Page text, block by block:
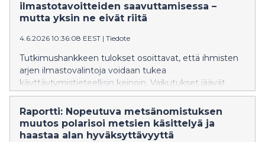
vuonna 2024 osuus oli 12,5 prosenttia. Muutos on
maltillinen ja perustuu ennakkotietoihin, mutta se
osuus kulutusmenoista on yleensä pienentynyt tulojen
kasvaessa. 2020-luvulla kehitys on kääntynyt. Viime
vuoden osuus oli korkein taso 2000-luvulla sitten
vuoden 2009.
ilmastotavoitteiden saavuttamisessa –
mutta yksin ne eivät riitä
4.6.2026 10:36:08 EEST | Tiedote
Tutkimushankkeen tulokset osoittavat, että ihmisten
arjen ilmastovalintoja voidaan tukea
käyttäytymistieteellisin keinoin. Vaikutukset jäävät
kuitenkin rajallisiksi, jos tuuppaukset eivät kytkeydy
laajempiin ilmastotoimiin.
Raportti: Nopeutuva metsänomistuksen
muutos polarisoi metsien käsittelyä ja
haastaa alan hyväksyttävyyttä